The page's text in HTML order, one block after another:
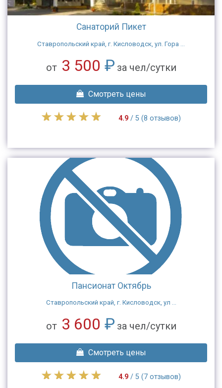
Санаторий Пикет
Ставропольский край, г. Кисловодск, ул. Гора ...
от 3 500 ₽ за чел/сутки
Смотреть цены
4.9/ 5 (8 отзывов)
Пансионат Октябрь
Ставропольский край, г. Кисловодск, ул ...
от 3 600 ₽ за чел/сутки
Смотреть цены
4.9/ 5 (7 отзывов)